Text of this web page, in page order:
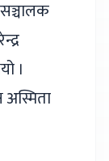
।
अस्मिता